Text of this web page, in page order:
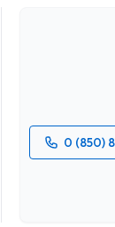
0 (850)
Prof. Dr. Yılören